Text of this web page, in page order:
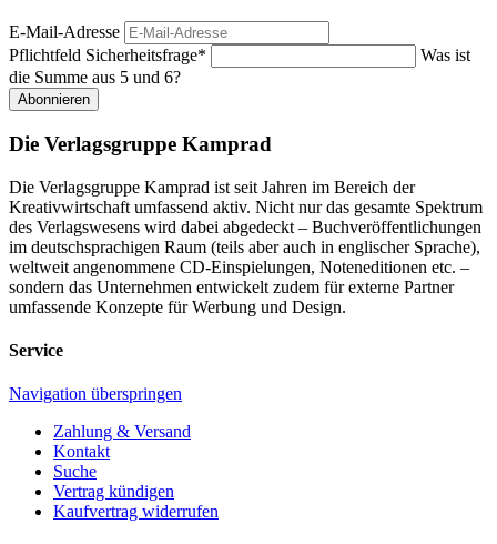
E-Mail-Adresse
Pflichtfeld Sicherheitsfrage*
Was ist
die Summe aus 5 und 6?
Abonnieren
Die Verlagsgruppe Kamprad
Die Verlagsgruppe Kamprad ist seit Jahren im Bereich der
Kreativwirtschaft umfassend aktiv. Nicht nur das gesamte Spektrum
des Verlagswesens wird dabei abgedeckt – Buchveröffentlichungen
im deutschsprachigen Raum (teils aber auch in englischer Sprache),
weltweit angenommene CD-Einspielungen, Noteneditionen etc. –
sondern das Unternehmen entwickelt zudem für externe Partner
umfassende Konzepte für Werbung und Design.
Service
Navigation überspringen
Zahlung & Versand
Kontakt
Suche
Vertrag kündigen
Kaufvertrag widerrufen